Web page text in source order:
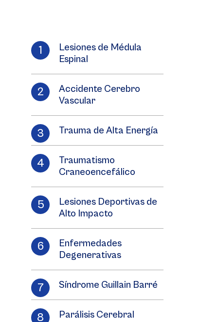
Lesiones de Médula
Espinal
Accidente Cerebro
Vascular
Trauma de Alta Energía
Traumatismo
Craneoencefálico
Lesiones Deportivas de
Alto Impacto
Enfermedades
Degenerativas
Síndrome Guillain Barré
Parálisis Cerebral